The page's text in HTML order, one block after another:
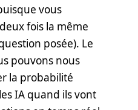
vous
fois la même
posée). Le
pouvons nous
la probabilité
IA quand ils vont